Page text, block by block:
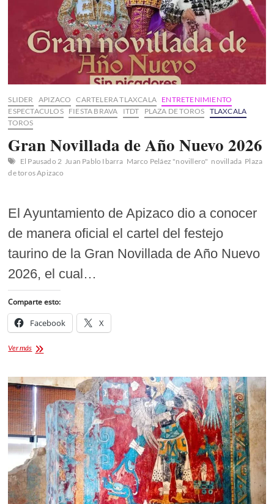
SLIDER APIZACO CARTELERA TLAXCALA ENTRETENIMIENTO
ESPECTACULOS
FIESTA BRAVA ITDT PLAZA DE TOROS TLAXCALA
TOROS
Gran Novillada de Año Nuevo 2026
El Pausado 2 Juan Pablo Ibarra Marco Peláez "novillero" novillada Plaza
de toros Apizaco
El Ayuntamiento de Apizaco dio a conocer
de manera oficial el cartel del festejo
taurino de la Gran Novillada de Año Nuevo
2026, el cual…
Comparte esto:
Facebook X
Ver másGran
Año
Nuevo
2026